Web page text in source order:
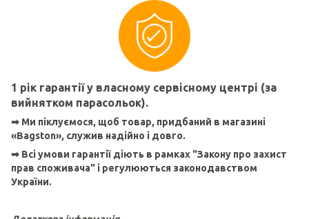
1 рік гарантії у власному сервісному центрі (за
вийнятком парасольок).
➡ Ми піклуємося, щоб товар, придбаний в магазині
«Bagston», служив надійно і довго.
➡ Всі умови гарантії діють в рамках "Закону про захист
прав споживача" і регулюються законодавством
України.